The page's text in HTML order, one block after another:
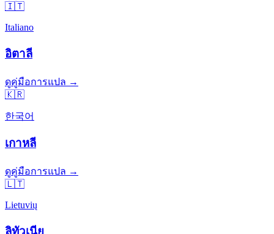
🇮🇹
Italiano
อิตาลี
ดูคู่มือการแปล →
🇰🇷
한국어
เกาหลี
ดูคู่มือการแปล →
🇱🇹
Lietuvių
ลิทัวเนีย